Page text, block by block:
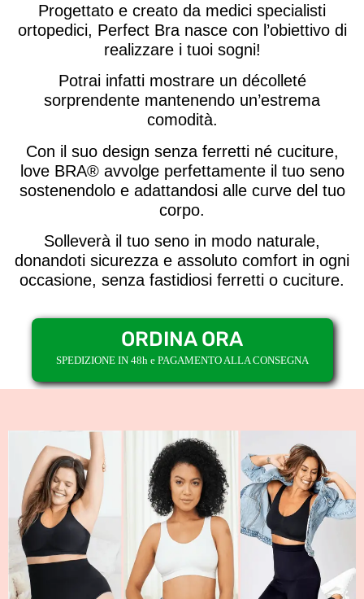
Progettato e creato da medici specialisti
ortopedici, Perfect Bra nasce con l’obiettivo di
realizzare i tuoi sogni!
Potrai infatti mostrare un décolleté
sorprendente mantenendo un’estrema
comodità.
Con il suo design senza ferretti né cuciture,
love BRA® avvolge perfettamente il tuo seno
sostenendolo e adattandosi alle curve del tuo
corpo.
Solleverà il tuo seno in modo naturale,
donandoti sicurezza e assoluto comfort in ogni
occasione, senza fastidiosi ferretti o cuciture.
ORDINA ORA
SPEDIZIONE IN 48h e PAGAMENTO ALLA CONSEGNA